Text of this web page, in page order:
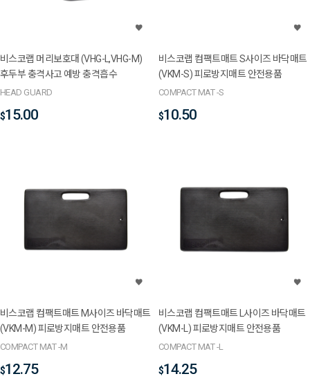
비스코랩 머리보호대 (VHG-L,VHG-M)
후두부 충격사고 예방 충격흡수
HEAD GUARD
$15.00
비스코랩 컴팩트매트 S사이즈 바닥매트
(VKM-S) 피로방지매트 안전용품
COMPACT MAT -S
$10.50
비스코랩 컴팩트매트 M사이즈 바닥매트
(VKM-M) 피로방지매트 안전용품
COMPACT MAT -M
$12.75
비스코랩 컴팩트매트 L사이즈 바닥매트
(VKM-L) 피로방지매트 안전용품
COMPACT MAT -L
$14.25